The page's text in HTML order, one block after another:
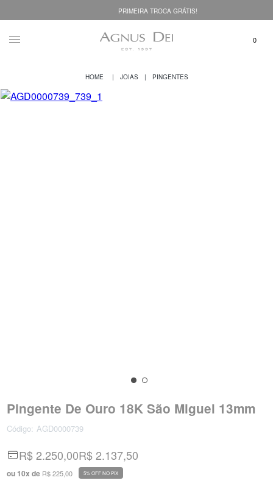
PRIMEIRA TROCA GRÁTIS!
JOIAS PINGENTES
Pingente De Ouro 18K São Miguel 13mm
Código: AGD0000739
R$ 2.250,00
ou 10x de R$ 225,00
R$ 2.137,50
5% OFF NO PIX